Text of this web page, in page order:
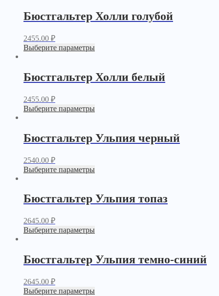
Бюстгальтер Холли голубой
2455.00 ₽
Выберите параметры
Бюстгальтер Холли белый
2455.00 ₽
Выберите параметры
Бюстгальтер Ульпия черный
2540.00 ₽
Выберите параметры
Бюстгальтер Ульпия топаз
2645.00 ₽
Выберите параметры
Бюстгальтер Ульпия темно-синий
2645.00 ₽
Выберите параметры